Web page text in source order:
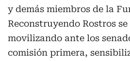
y demás miembros de la
Reconstruyendo Rostros se
movilizando ante los
comisión primera,